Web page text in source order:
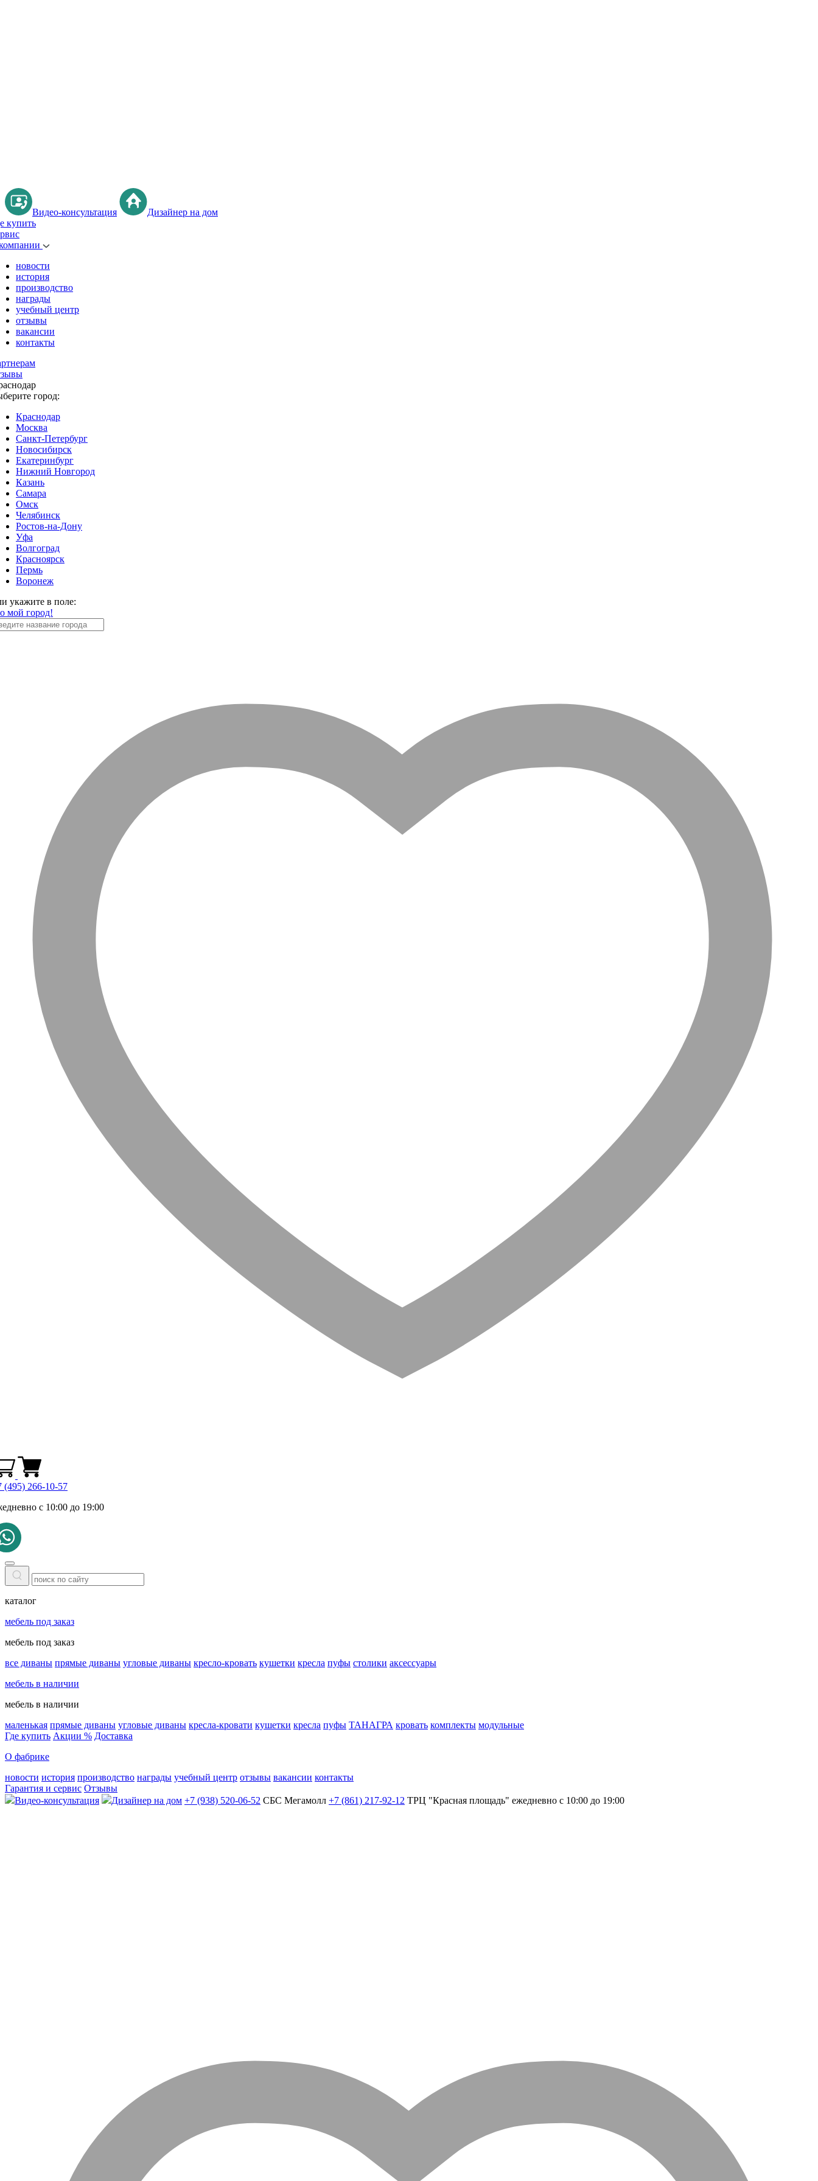
Видео-консультация
Дизайнер на дом
купить
новости
история
производство
награды
учебный центр
отзывы
вакансии
контакты
город:
Краснодар
Москва
Санкт-Петербург
Новосибирск
Екатеринбург
Нижний Новгород
Казань
Самара
Омск
Челябинск
Ростов-на-Дону
Уфа
Волгоград
Красноярск
Пермь
Воронеж
укажите в поле:
мой город!
(495) 266-10-57
с 10:00 до 19:00
каталог
мебель под заказ
мебель под заказ
все диваны прямые диваны угловые диваны кресло-кровать кушетки кресла пуфы столики аксессуары
мебель в наличии
мебель в наличии
маленькая прямые диваны угловые диваны кресла-кровати кушетки кресла пуфы ТАНАГРА кровать комплекты модульные
Где купить Акции % Доставка
О фабрике
новости история производство награды учебный центр отзывы вакансии контакты
Гарантия и сервис Отзывы
Видео-консультация
Дизайнер на дом +7 (938) 520-06-52 СБС Мегамолл +7 (861) 217-92-12 ТРЦ "Красная площадь" ежедневно с 10:00 до 19:00